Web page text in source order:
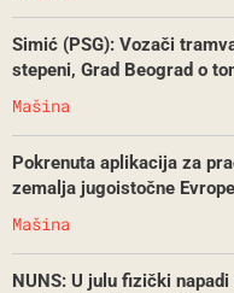
Simić (PSG): Vozači
stepeni, Grad Beograd o
Mašina
Pokrenuta aplikacija za
zemalja jugoistočne Evrope
Mašina
NUNS: U julu fizički